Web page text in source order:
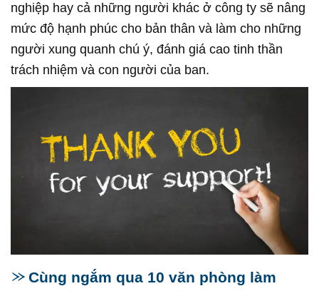
nghiệp hay cả những người khác ở công ty sẽ nâng
mức độ hạnh phúc cho bản thân và làm cho những
người xung quanh chú ý, đánh giá cao tinh thần
trách nhiệm và con người của ban.
Cùng ngắm qua 10 văn phòng làm